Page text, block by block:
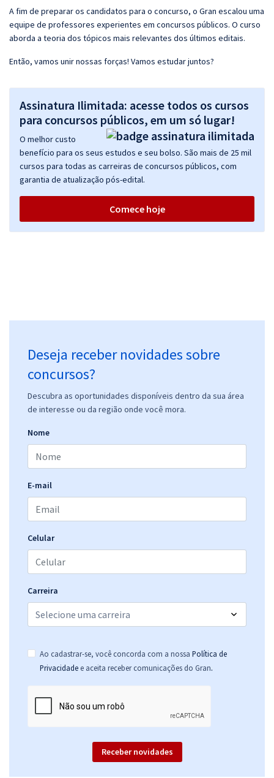
A fim de preparar os candidatos para o concurso, o Gran escalou uma
equipe de professores experientes em concursos públicos. O curso
aborda a teoria dos tópicos mais relevantes dos últimos editais.
Então, vamos unir nossas forças! Vamos estudar juntos?
Assinatura Ilimitada: acesse todos os cursos
para concursos públicos, em um só lugar!
O melhor custo
benefício para os seus estudos e seu bolso. São mais de 25 mil
cursos para todas as carreiras de concursos públicos, com
garantia de atualização pós-edital.
Comece hoje
Deseja receber novidades sobre
concursos?
Descubra as oportunidades disponíveis dentro da sua área
de interesse ou da região onde você mora.
Nome
E-mail
Celular
Carreira
Ao cadastrar-se, você concorda com a nossa Política de
Privacidade e aceita receber comunicações do Gran.
Receber novidades